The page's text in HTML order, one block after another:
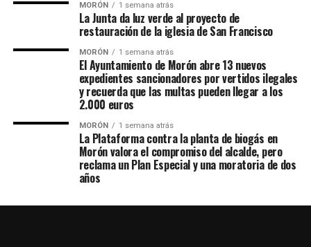
MORÓN 1 semana atrás
La Junta da luz verde al proyecto de
restauración de la iglesia de San Francisco
MORÓN 1 semana atrás
El Ayuntamiento de Morón abre 13 nuevos
expedientes sancionadores por vertidos ilegales
y recuerda que las multas pueden llegar a los
2.000 euros
MORÓN 1 semana atrás
La Plataforma contra la planta de biogás en
Morón valora el compromiso del alcalde, pero
reclama un Plan Especial y una moratoria de dos
años